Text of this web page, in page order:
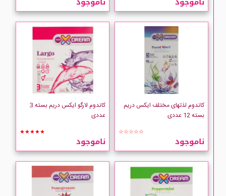
کاندوم لذتهای مختلف ایکس دریم
بسته 12 عددی
☆☆☆☆☆
ناموجود
کاندوم لارگو ایکس دریم بسته 3
عددی
★★★★★
ناموجود